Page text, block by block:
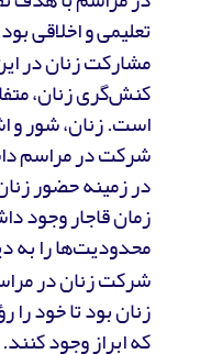
تعلیمی و اخلاقی
مشارکت زنان در
کنش‌گری زنان،
است. زنان، شور و
شرکت در مراسم
در زمینه حضور
زمان قاجار وجود
محدودیت‌ها را به
شرکت زنان در
زنان بود تا خود
که ابراز وجود